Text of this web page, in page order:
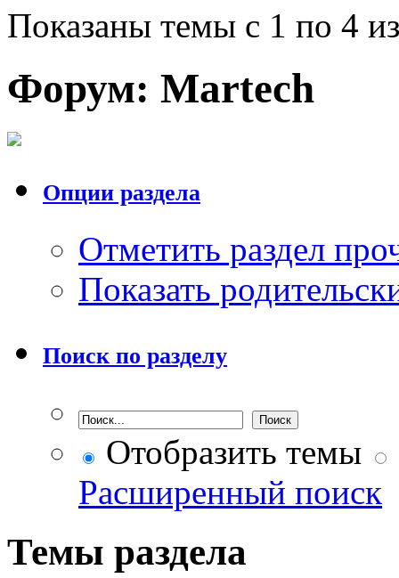
Показаны темы с 1 по 4
Форум: Martech
Опции раздела
Отметить раздел
Показать
Поиск по разделу
Отобразить темы
Расширенный поиск
Темы раздела